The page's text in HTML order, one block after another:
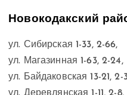
Новокодакский
ул. Сибирская 1-33, 2-66,
ул. Магазинная 1-63, 2-24,
ул. Байдаковская 13-21, 2-